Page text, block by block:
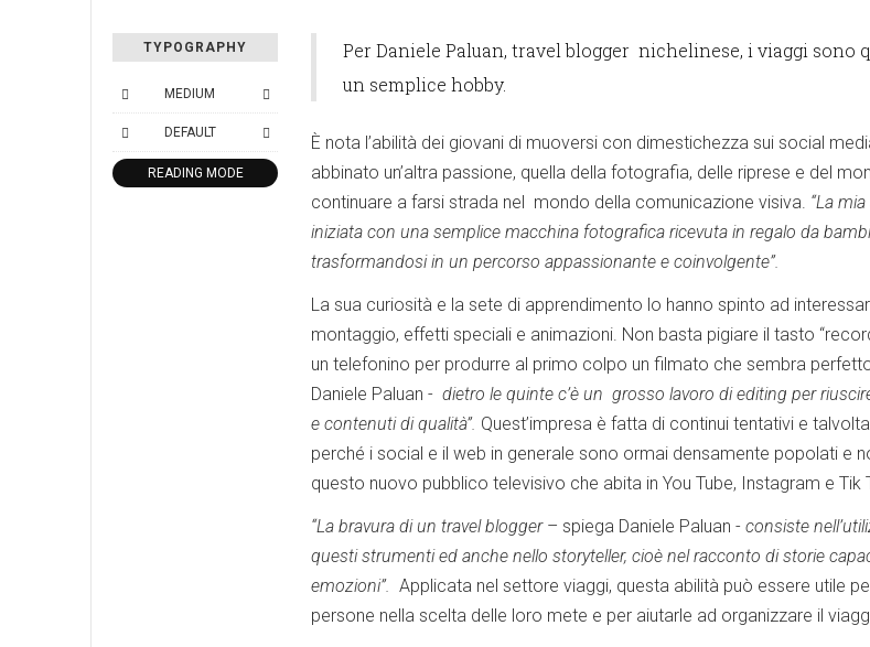
TYPOGRAPHY
MEDIUM
DEFAULT
READING MODE
Per Daniele Paluan, travel blogger nichelinese, i viaggi sono
un semplice hobby.
È nota l’abilità dei giovani di muoversi con dimestichezza sui social
abbinato un’altra passione, quella della fotografia, delle riprese e del
continuare a farsi strada nel mondo della comunicazione visiva. “La
iniziata con una semplice macchina fotografica ricevuta in regalo da
trasformandosi in un percorso appassionante e coinvolgente”.
La sua curiosità e la sete di apprendimento lo hanno spinto ad
montaggio, effetti speciali e animazioni. Non basta pigiare il tasto
un telefonino per produrre al primo colpo un filmato che sembra
Daniele Paluan - dietro le quinte c’è un grosso lavoro di editing per
e contenuti di qualità”. Quest’impresa è fatta di continui tentativi e
perché i social e il web in generale sono ormai densamente popolati e
questo nuovo pubblico televisivo che abita in You Tube, Instagram e Tik
“La bravura di un travel blogger – spiega Daniele Paluan - consiste
questi strumenti ed anche nello storyteller, cioè nel racconto di storie
emozioni”. Applicata nel settore viaggi, questa abilità può essere utile
persone nella scelta delle loro mete e per aiutarle ad organizzare il